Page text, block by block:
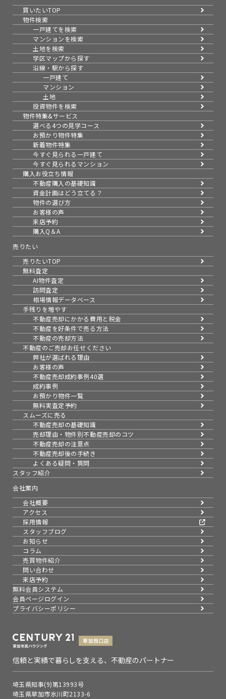
買いたいTOP
物件検索
一戸建てを検索
マンションを検索
土地を検索
学区マップから探す
沿線・駅から探す
一戸建て
マンション
土地
投資物件を検索
物件特集&サービス
選べる4つの見学コース
お預かり物件特集
新着物件特集
今すぐ見られる一戸建て
今すぐ見られるマンション
購入お役立ち情報
不動産購入の基礎知識
資金計画はどう立てる？
物件の選び方
お客様の声
来店予約
購入Q＆A
売りたい
売りたいTOP
無料査定
AI物件査定
訪問査定
相場情報データベース
手残りを増やす
不動産売却にかかる費用と税金
不動産を好条件で売る方法
不動産の売却方法
不動産のご売却お任せください
弊社が選ばれる理由
お客様の声
不動産売却成約事例40選
成約事例
お預かり物件一覧
無料実査定予約
スムーズに売る
不動産売却の基礎知識
売却理由・物件別不動産売却のコツ
不動産売却の注意点
不動産売却後の手続き
よくある疑問・質問
スタッフ紹介
会社案内
会社概要
アクセス
採用情報
スタッフブログ
お知らせ
コラム
売買物件紹介
問い合わせ
来店予約
無料会員システム
会員ページログイン
プライバシーポリシー
信頼と実績で暮らしを支える、不動産のパートナー
埼玉県知事(9)第13993号
埼玉県草加市氷川町2133-6